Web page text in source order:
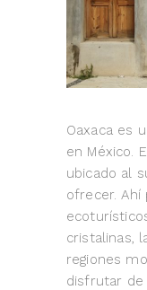
Oaxaca es
en México.
ubicado al
ofrecer.
cristalinas,
regiones
disfrutar de